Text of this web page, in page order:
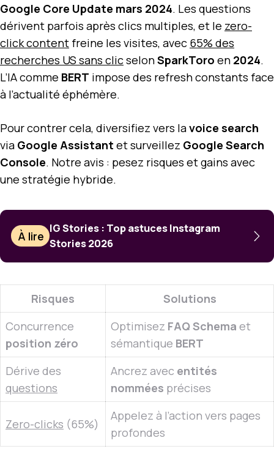
Google Core Update mars 2024. Les questions
dérivent parfois après clics multiples, et le zero-
click content freine les visites, avec 65% des
recherches US sans clicselonSparkToro en 2024.
L’IA comme BERT impose des refresh constants face
à l’actualité éphémère.
Pour contrer cela, diversifiez vers lavoice search
via Google Assistant et surveillez Google Search
Console. Notre avis : pesez risques et gains avec
une stratégie hybride.
À lire
IG Stories : Top astuces Instagram
Stories 2026
Risques
Solutions
Concurrence
position zéro
Optimisez FAQ Schema et
sémantique BERT
Dérive des
questions
Ancrez avec entités
nommées précises
Zero-clicks (65%)
Appelez à l’action vers pages
profondes